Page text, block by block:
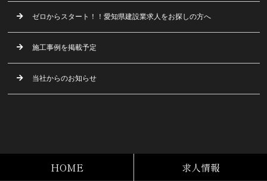
ゼロからスタート！！愛知県建設業求人をお探しの方へ
施工事例を掲載予定
当社からのお知らせ
HOME
求人情報